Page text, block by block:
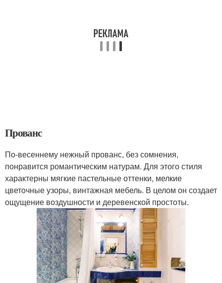
Прованс
По-весеннему нежный прованс, без сомнения,
понравится романтическим натурам. Для этого стиля
характерны мягкие пастельные оттенки, мелкие
цветочные узоры, винтажная мебель. В целом он создает
ощущение воздушности и деревенской простоты.